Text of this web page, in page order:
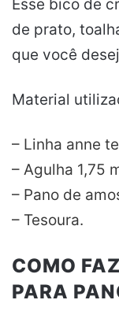
Esse bico de
de prato,
que você
Material
– Linha anne
– Agulha 1,75
– Pano de
– Tesoura.
COMO
PARA